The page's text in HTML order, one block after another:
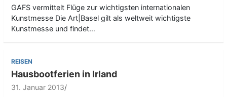
GAFS vermittelt Flüge zur wichtigsten internationalen
Kunstmesse Die Art|Basel gilt als weltweit wichtigste
Kunstmesse und findet…
REISEN
Hausbootferien in Irland
31. Januar 2013